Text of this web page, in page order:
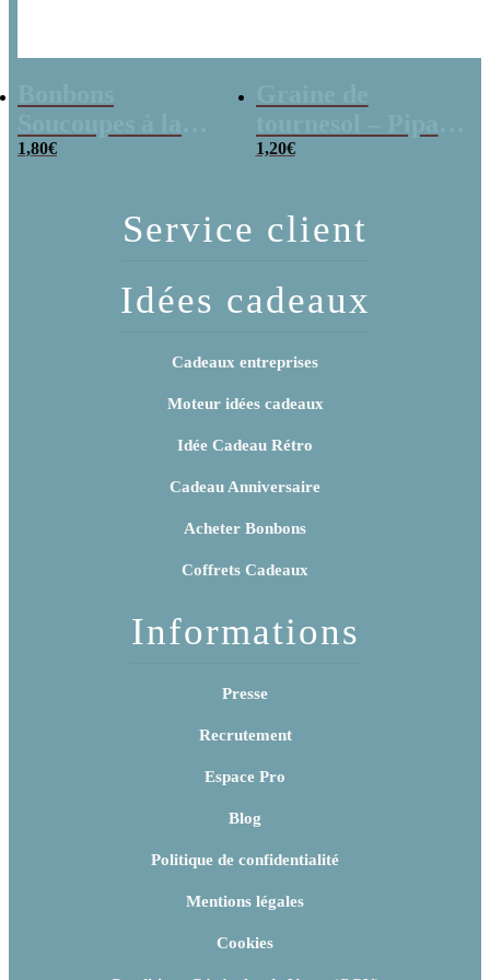
poudre (x20)
1,80€
x 3
1,20€
Service client
Idées cadeaux
Cadeaux entreprises
Moteur idées cadeaux
Idée Cadeau Rétro
Cadeau Anniversaire
Acheter Bonbons
Coffrets Cadeaux
Informations
Presse
Recrutement
Espace Pro
Blog
Politique de confidentialité
Mentions légales
Cookies